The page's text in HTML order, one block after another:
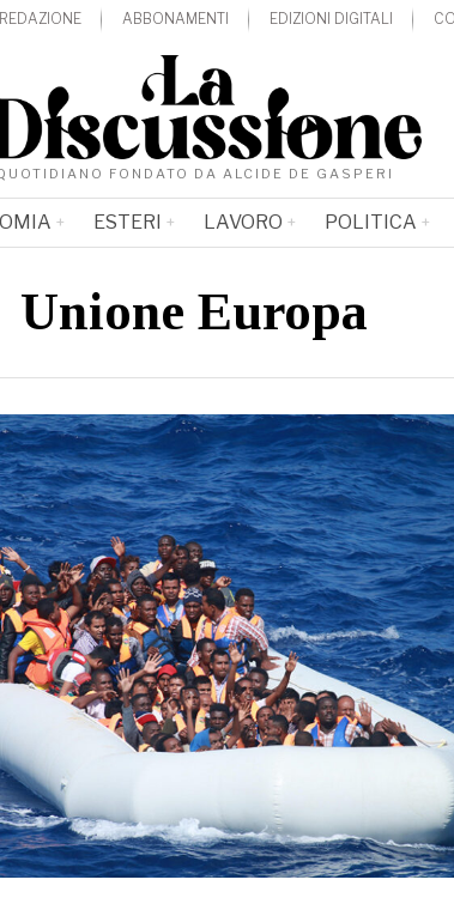
REDAZIONE ABBONAMENTI EDIZIONI DIGITALI
FONDATO DA ALCIDE DE GASPERI
ESTERI LAVORO POLITICA
Unione Europa